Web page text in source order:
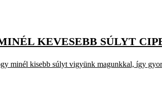
KEVESEBB SÚLYT
minél kisebb súlyt vigyünk magunkkal, így